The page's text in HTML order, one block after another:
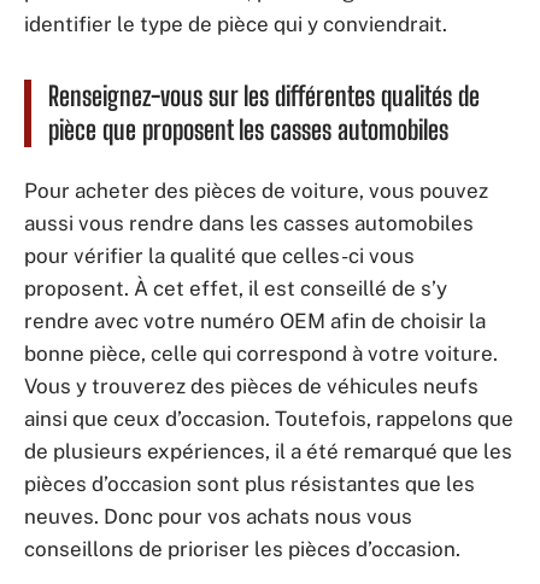
identifier le type de pièce qui y conviendrait.
Renseignez-vous sur les différentes qualités de
pièce que proposent les casses automobiles
Pour acheter des pièces de voiture, vous pouvez
aussi vous rendre dans les casses automobiles
pour vérifier la qualité que celles-ci vous
proposent. À cet effet, il est conseillé de s’y
rendre avec votre numéro OEM afin de choisir la
bonne pièce, celle qui correspond à votre voiture.
Vous y trouverez des pièces de véhicules neufs
ainsi que ceux d’occasion. Toutefois, rappelons que
de plusieurs expériences, il a été remarqué que les
pièces d’occasion sont plus résistantes que les
neuves. Donc pour vos achats nous vous
conseillons de prioriser les pièces d’occasion.